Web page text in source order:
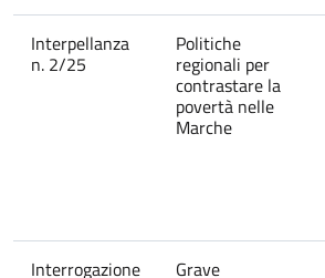
Interpellanza
n. 2/25
Politiche
regionali per
contrastare la
povertà nelle
Marche
Interrogazione Grave